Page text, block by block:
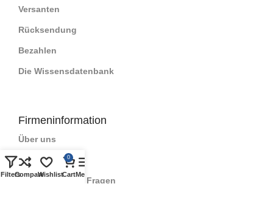
Versanten
Rücksendung
Bezahlen
Die Wissensdatenbank
Firmeninformation
Über uns
Kontakt
Häufig gestellte Fragen
FiltersCompareWishlist
0
CartMenu